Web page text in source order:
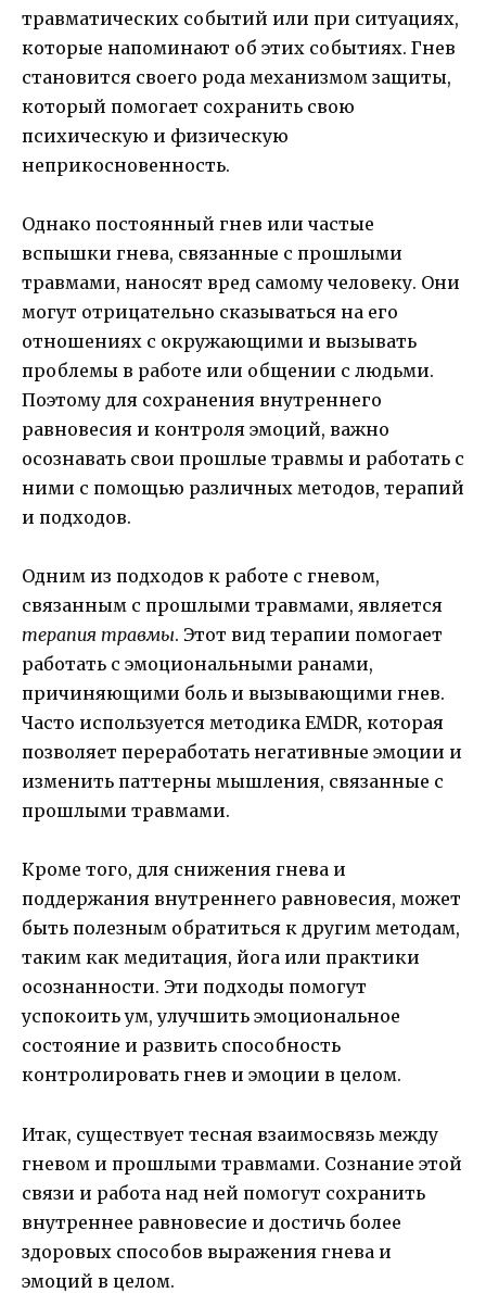
травматических событий или при ситуациях,
которые напоминают об этих событиях. Гнев
становится своего рода механизмом защиты,
который помогает сохранить свою
психическую и физическую
неприкосновенность.
Однако постоянный гнев или частые
вспышки гнева, связанные с прошлыми
травмами, наносят вред самому человеку. Они
могут отрицательно сказываться на его
отношениях с окружающими и вызывать
проблемы в работе или общении с людьми.
Поэтому для сохранения внутреннего
равновесия и контроля эмоций, важно
осознавать свои прошлые травмы и работать с
ними с помощью различных методов, терапий
и подходов.
Одним из подходов к работе с гневом,
связанным с прошлыми травмами, является
терапия травмы. Этот вид терапии помогает
работать с эмоциональными ранами,
причиняющими боль и вызывающими гнев.
Часто используется методика EMDR, которая
позволяет переработать негативные эмоции и
изменить паттерны мышления, связанные с
прошлыми травмами.
Кроме того, для снижения гнева и
поддержания внутреннего равновесия, может
быть полезным обратиться к другим методам,
таким как медитация, йога или практики
осознанности. Эти подходы помогут
успокоить ум, улучшить эмоциональное
состояние и развить способность
контролировать гнев и эмоции в целом.
Итак, существует тесная взаимосвязь между
гневом и прошлыми травмами. Сознание этой
связи и работа над ней помогут сохранить
внутреннее равновесие и достичь более
здоровых способов выражения гнева и
эмоций в целом.